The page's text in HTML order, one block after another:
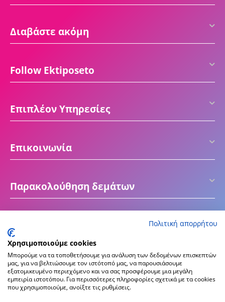
Διαβάστε ακόμη
Follow Ektiposeto
Επιπλέον Υπηρεσίες
Επικοινωνία
Παρακολούθηση δεμάτων
© 2016 - 2026 ektiposeto.gr
Πολιτική απορρήτου
Χρησιμοποιούμε cookies
Μπορούμε να τα τοποθετήσουμε για ανάλυση των δεδομένων επισκεπτών
μας, για να βελτιώσουμε τον ιστότοπό μας, να παρουσιάσουμε
εξατομικευμένο περιεχόμενο και να σας προσφέρουμε μια μεγάλη
εμπειρία ιστοτόπου. Για περισσότερες πληροφορίες σχετικά με τα cookies
που χρησιμοποιούμε, ανοίξτε τις ρυθμίσεις.